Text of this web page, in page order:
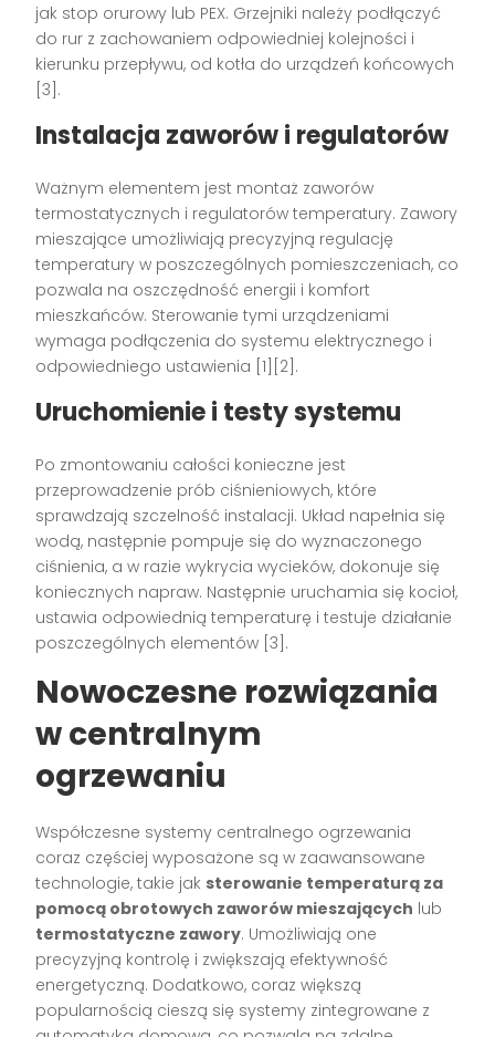
jak stop orurowy lub PEX. Grzejniki należy podłączyć
do rur z zachowaniem odpowiedniej kolejności i
kierunku przepływu, od kotła do urządzeń końcowych
[3].
Instalacja zaworów i regulatorów
Ważnym elementem jest montaż zaworów
termostatycznych i regulatorów temperatury. Zawory
mieszające umożliwiają precyzyjną regulację
temperatury w poszczególnych pomieszczeniach, co
pozwala na oszczędność energii i komfort
mieszkańców. Sterowanie tymi urządzeniami
wymaga podłączenia do systemu elektrycznego i
odpowiedniego ustawienia [1][2].
Uruchomienie i testy systemu
Po zmontowaniu całości konieczne jest
przeprowadzenie prób ciśnieniowych, które
sprawdzają szczelność instalacji. Układ napełnia się
wodą, następnie pompuje się do wyznaczonego
ciśnienia, a w razie wykrycia wycieków, dokonuje się
koniecznych napraw. Następnie uruchamia się kocioł,
ustawia odpowiednią temperaturę i testuje działanie
poszczególnych elementów [3].
Nowoczesne rozwiązania
w centralnym
ogrzewaniu
Współczesne systemy centralnego ogrzewania
coraz częściej wyposażone są w zaawansowane
technologie, takie jak sterowanie temperaturą za
pomocą obrotowych zaworów mieszających lub
termostatyczne zawory. Umożliwiają one
precyzyjną kontrolę i zwiększają efektywność
energetyczną. Dodatkowo, coraz większą
popularnością cieszą się systemy zintegrowane z